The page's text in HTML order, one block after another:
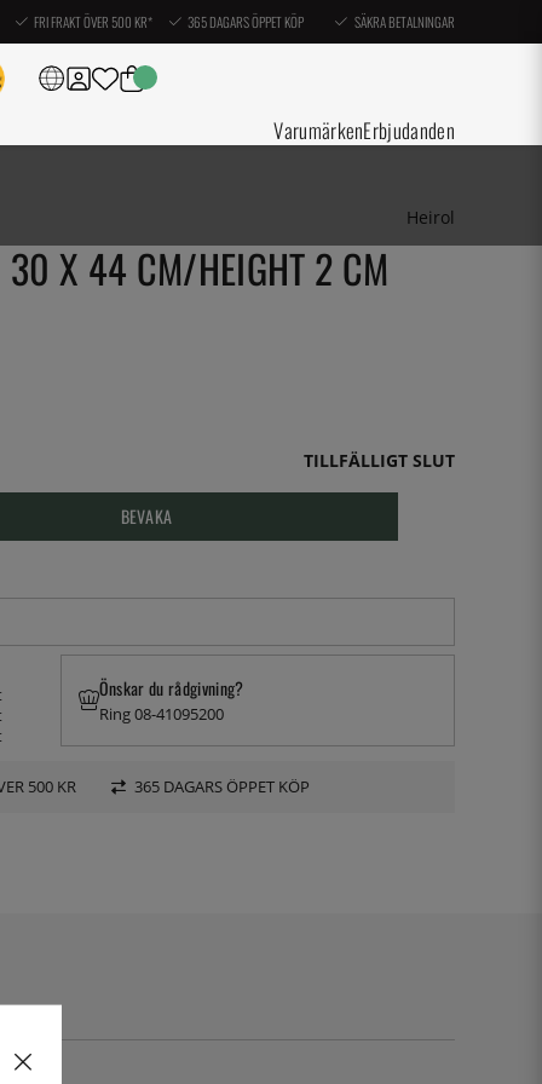
FRI FRAKT ÖVER 500 KR* 365 DAGARS ÖPPET KÖP SÄKRA BETALNINGAR
VarumärkenErbjudanden
Heirol
30 X 44 CM/HEIGHT 2 CM
TILLFÄLLIGT SLUT
BEVAKA
Önskar du rådgivning?
Ring 08-41095200
500 KR 365 DAGARS ÖPPET KÖP